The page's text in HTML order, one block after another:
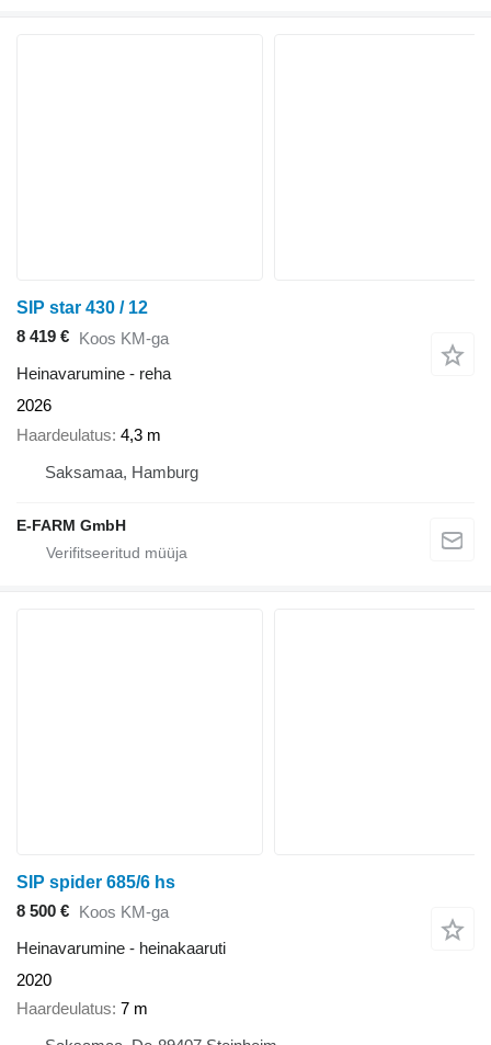
SIP star 430 / 12
8 419 € Koos KM-ga
Heinavarumine - reha
2026
Haardeulatus 4,3 m
Saksamaa, Hamburg
E-FARM GmbH
SIP spider 685/6 hs
8 500 € Koos KM-ga
Heinavarumine - heinakaaruti
2020
Haardeulatus 7 m